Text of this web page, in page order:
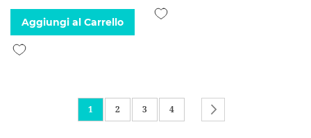
Aggiungi al Carrello
Aggiungi alla lista desideri
Aggiungi alla lista desideri
Pagina
Attualmente stai leggendo la pagina
1 Pagina
2 Pagina
3 Pagina
4